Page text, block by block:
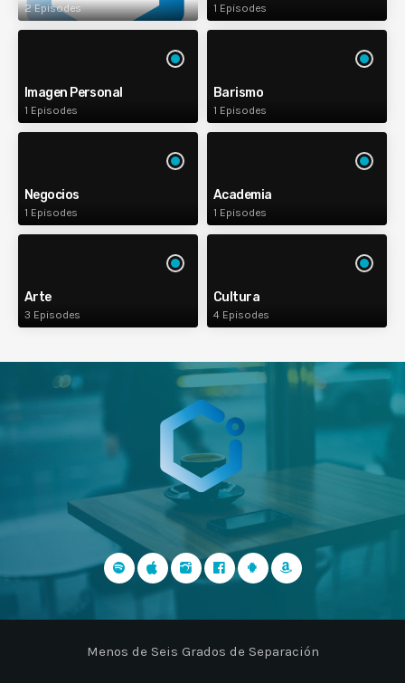
2 Episodes 1 Episodes
Imagen Personal
1 Episodes
Barismo
1 Episodes
Negocios
1 Episodes
Academia
1 Episodes
Arte
3 Episodes
Cultura
4 Episodes
Menos de Seis Grados de Separación